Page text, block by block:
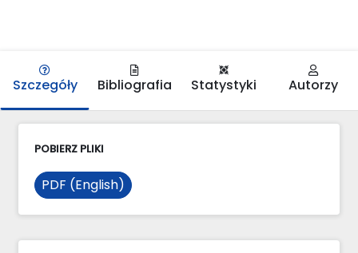
Szczegóły Bibliografia Statystyki Autorzy
POBIERZ PLIKI
PDF (English)